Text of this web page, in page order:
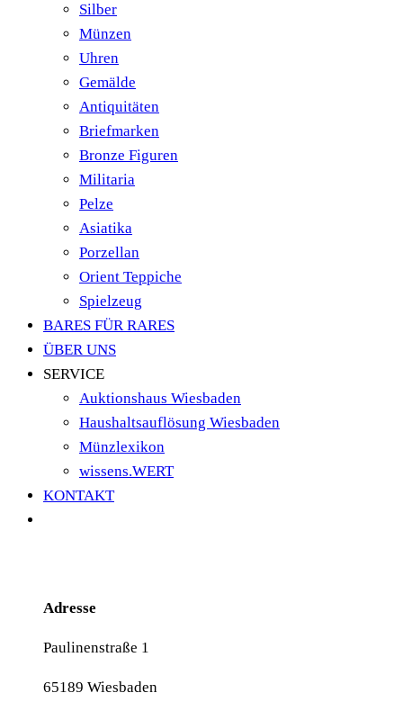
Silber
Münzen
Uhren
Gemälde
Antiquitäten
Briefmarken
Bronze Figuren
Militaria
Pelze
Asiatika
Porzellan
Orient Teppiche
Spielzeug
BARES FÜR RARES
ÜBER UNS
SERVICE
Auktionshaus Wiesbaden
Haushaltsauflösung Wiesbaden
Münzlexikon
wissens.WERT
KONTAKT
Adresse
Paulinenstraße 1
65189 Wiesbaden